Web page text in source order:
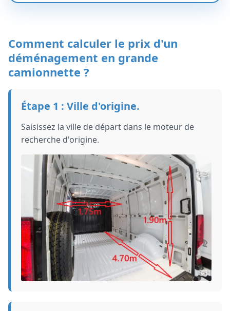
Comment calculer le prix d'un
déménagement en grande
camionnette ?
Étape 1 : Ville d'origine.
Saisissez la ville de départ dans le moteur de
recherche d'origine.